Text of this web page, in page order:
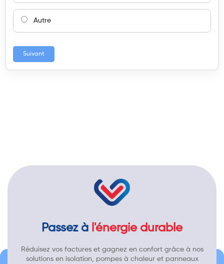
Autre
Suivant
Passez à l'énergie durable
Réduisez vos factures et gagnez en confort grâce à nos
solutions en isolation, pompes à chaleur et panneaux